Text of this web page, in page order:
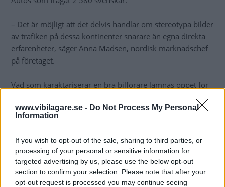
www.vibilagare.se - Do Not Process My Personal
Information
If you wish to opt-out of the sale, sharing to third parties, or
processing of your personal or sensitive information for
targeted advertising by us, please use the below opt-out
section to confirm your selection. Please note that after your
opt-out request is processed you may continue seeing
– Det är möjligt att det delvis handlar om stereotypa bilder
av trafiken på dessa kontinenter snarare än egna direkta
erfarenheter, säger Anna Madsen, nordisk marknadschef
på företaget.
Vad som karaktäriserar en bra bilförare lämnas öppet för
Resultat från undersökningen:
Vilken världsdel har de i genomsnitt bästa
bilföraren?
Europa, 60 %
Nordamerika,32 %